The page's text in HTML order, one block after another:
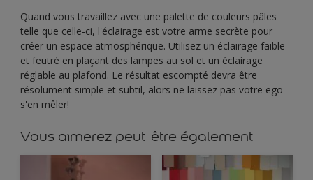
Quand vous travaillez avec une palette de couleurs pâles
telle que celle-ci, l'éclairage est votre arme secrète pour
créer un espace atmosphérique. Utilisez un éclairage faible
et feutré en plaçant des lampes au sol et un éclairage
réglable au plafond. Le résultat escompté devra être
résolument simple et subtil, alors ne laissez pas votre ego
s'en mêler!
Vous aimerez peut-être également